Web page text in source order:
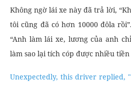
Không ngờ lái xe này đã trả lời,
tôi cũng đã có hơn 10000 đôla
“Anh làm lái xe, lương của anh
làm sao lại tích cóp được nhiều tiền
Unexpectedly, this driver replied,